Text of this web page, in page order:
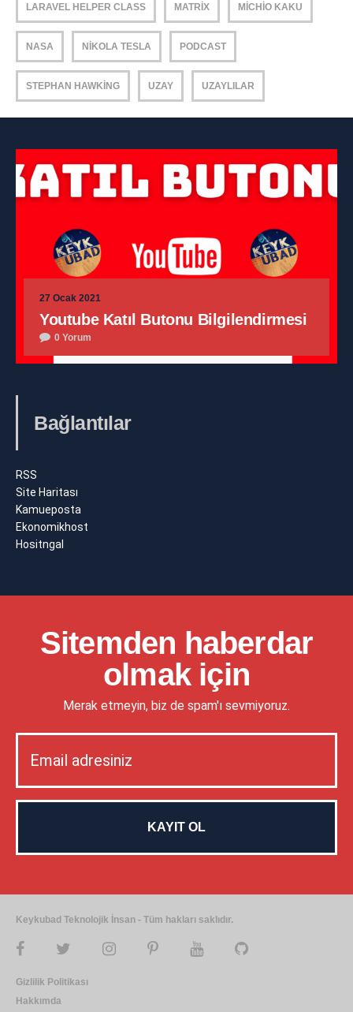
LARAVEL HELPER CLASS MATRIX MICHIO KAKU
NASA NIKOLA TESLA PODCAST
STEPHAN HAWKING UZAY UZAYLILAR
27 Ocak 2021
Youtube Katıl Butonu Bilgilendirmesi
0 Yorum
Bağlantılar
RSS
Site Haritası
Kamueposta
Ekonomikhost
Hositngal
Sitemden haberdar
olmak için
Merak etmeyin, biz de spam'ı sevmiyoruz.
Keykubad Teknolojik İnsan - Tüm hakları saklıdır.
Gizlilik Politikası
Hakkımda